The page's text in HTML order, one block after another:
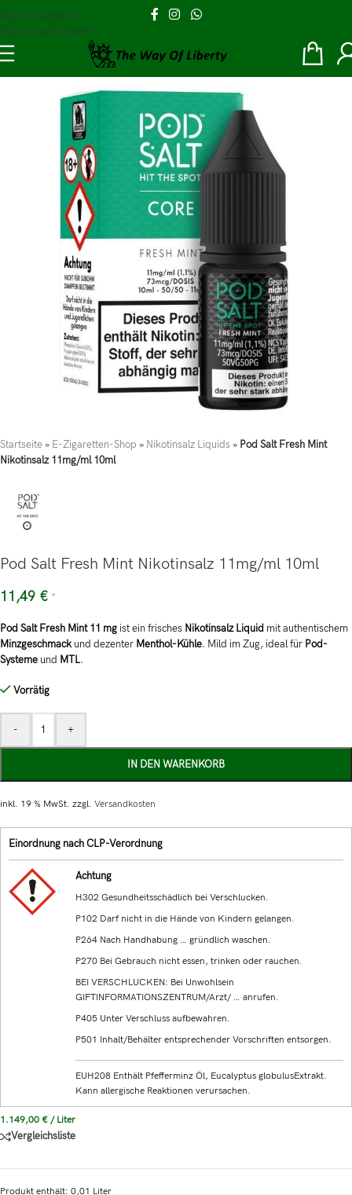
Skip to navigation
Skip to main content
Startseite » E-Zigaretten-Shop » Nikotinsalz Liquids » Pod Salt Fresh Mint
Nikotinsalz 11mg/ml 10ml
Pod Salt Fresh Mint Nikotinsalz 11mg/ml 10ml
11,49 € *
Pod Salt Fresh Mint 11 mg ist ein frisches Nikotinsalz Liquid mit authentischem
Minzgeschmackund dezenter Menthol-Kühle. Mild im Zug, ideal für Pod-
Systeme und MTL.
Vorrätig
- +
IN DEN WARENKORB
inkl. 19 % MwSt. zzgl. Versandkosten
Einordnung nach CLP-Verordnung
Achtung
H302 Gesundheitsschädlich bei Verschlucken.
P102 Darf nicht in die Hände von Kindern gelangen.
P264 Nach Handhabung … gründlich waschen.
P270 Bei Gebrauch nicht essen, trinken oder rauchen.
BEI VERSCHLUCKEN: Bei Unwohlsein
GIFTINFORMATIONSZENTRUM/Arzt/ … anrufen.
P405 Unter Verschluss aufbewahren.
P501 Inhalt/Behälter entsprechender Vorschriften entsorgen.
EUH208 Enthält Pfefferminz Öl, Eucalyptus globulusExtrakt.
Kann allergische Reaktionen verursachen.
1.149,00 € / Liter
Vergleichsliste
Produkt enthält: 0,01 Liter